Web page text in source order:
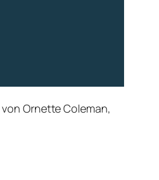
von Ornette Coleman,